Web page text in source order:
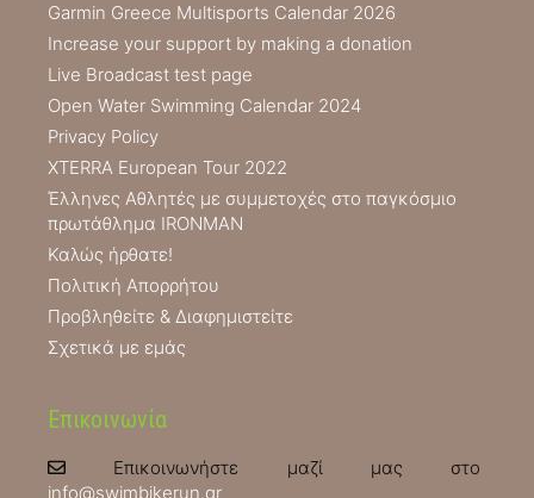
Garmin Greece Multisports Calendar 2026
Increase your support by making a donation
Live Broadcast test page
Open Water Swimming Calendar 2024
Privacy Policy
XTERRA European Tour 2022
Έλληνες Αθλητές με συμμετοχές στο παγκόσμιο
πρωτάθλημα IRONMAN
Καλώς ήρθατε!
Πολιτική Απορρήτου
Προβληθείτε & Διαφημιστείτε
Σχετικά με εμάς
Επικοινωνία
Επικοινωνήστε μαζί μας στο
info@swimbikerun.gr